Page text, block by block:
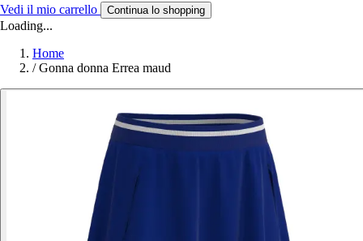
Vedi il mio carrello Continua lo shopping
Loading...
Home
/ Gonna donna Errea maud